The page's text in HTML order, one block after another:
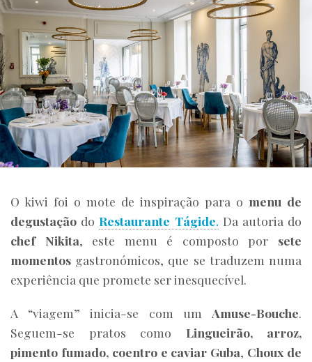
O kiwi foi o mote de inspiração para o menu de
degustação doRestaurante Tágide. Da autoria do
chef Nikita, este menu é composto por sete
momentos gastronómicos, que se traduzem numa
experiência que promete ser inesquecível.
A “viagem” inicia-se com um Amuse-Bouche.
Seguem-se pratos como Lingueirão, arroz,
pimento fumado, coentro e caviar Guba, Choux de